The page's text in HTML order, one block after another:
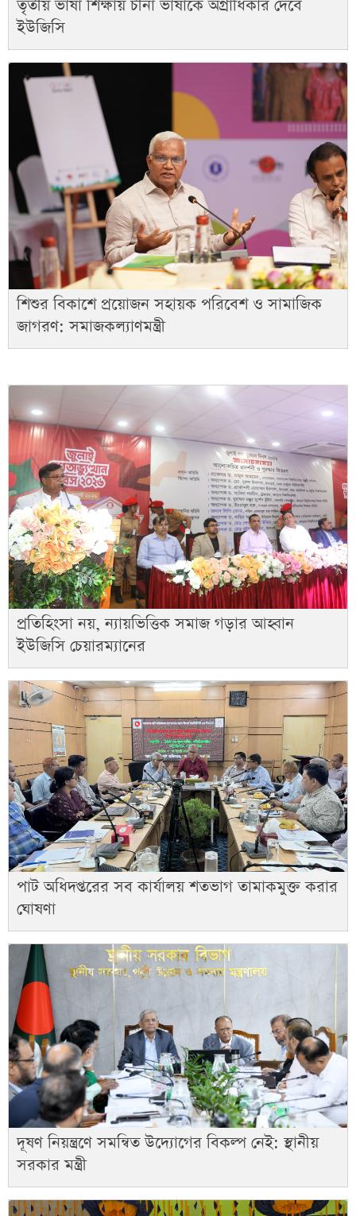
তৃতীয় ভাষা শিক্ষায় চীনা ভাষাকে অগ্রাধিকার দেবে
ইউজিসি
শিশুর বিকাশে প্রয়োজন সহায়ক পরিবেশ ও সামাজিক
জাগরণ: সমাজকল্যাণমন্ত্রী
প্রতিহিংসা নয়, ন্যায়ভিত্তিক সমাজ গড়ার আহ্বান
ইউজিসি চেয়ারম্যানের
পাট অধিদপ্তরের সব কার্যালয় শতভাগ তামাকমুক্ত করার
ঘোষণা
দূষণ নিয়ন্ত্রণে সমন্বিত উদ্যোগের বিকল্প নেই: স্থানীয়
সরকার মন্ত্রী